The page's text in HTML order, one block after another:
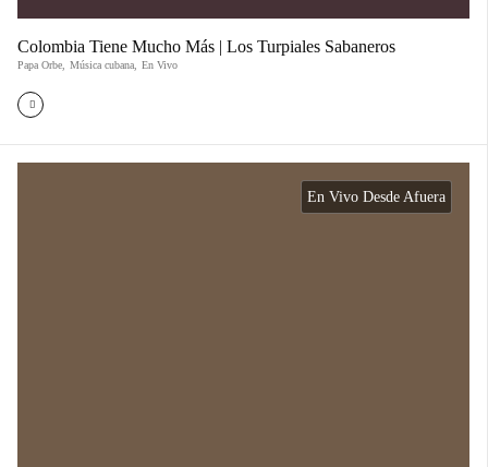
Colombia Tiene Mucho Más | Los Turpiales Sabaneros
Papa Orbe Música cubana En Vivo
En Vivo Desde Afuera